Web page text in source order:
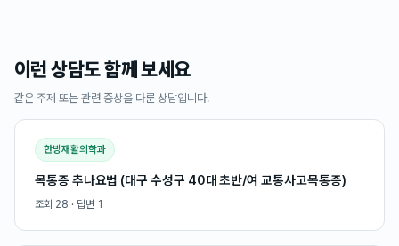
이런 상담도 함께 보세요
같은 주제 또는 관련 증상을 다룬 상담입니다.
한방재활의학과
목통증 추나요법 (대구 수성구 40대 초반/여 교통사고목통증)
조회 28 · 답변 1